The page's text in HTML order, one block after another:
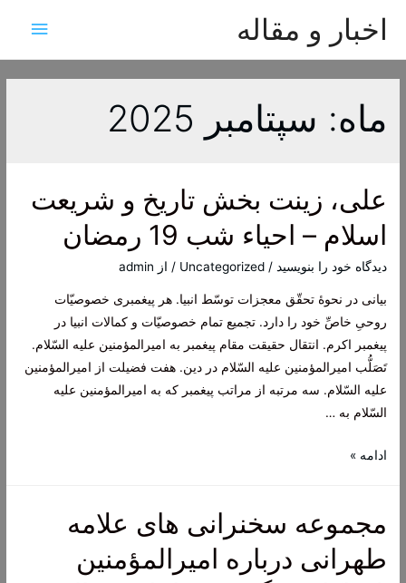
اخبار و مقاله
اصلی
ماه: سپتامبر 2025
علی، زینت بخش تاریخ و شریعت
اسلام – احیاء شب 19 رمضان
دیدگاه‌ خود را بنویسید /
Uncategorized / از admin
بیانی در نحوۀ تحقّق معجزات توسّط انبیا. هر پیغمبری خصوصیّات
روحیِ خاصِّ خود را دارد. تجمیع تمام خصوصیّات و کمالات انبیا در
پیغمبر اکرم. انتقال حقیقت مقام پیغمبر به امیرالمؤمنین علیه السّلام.
تَصَلُّب امیرالمؤمنین علیه السّلام در دین. هفت فضیلت از امیرالمؤمنین
علیه السّلام. سه مرتبه از مراتب پیغمبر که به امیرالمؤمنین علیه
السّلام به …
علی،
تاریخ
شریعت
ادامه »
مجموعه سخنرانی های علامه
طهرانی درباره امیرالمؤمنین